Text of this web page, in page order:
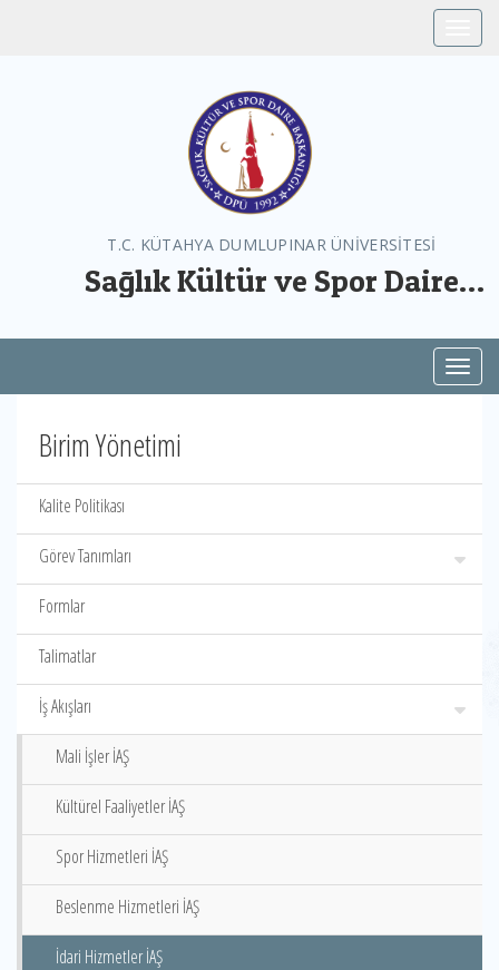
T.C. KÜTAHYA DUMLUPINAR ÜNİVERSİTESİ
Sağlık Kültür ve Spor Daire
Birim Yönetimi
Kalite Politikası
Görev Tanımları
Formlar
Talimatlar
İş Akışları
Mali İşler İAŞ
Kültürel Faaliyetler İAŞ
Spor Hizmetleri İAŞ
Beslenme Hizmetleri İAŞ
İdari Hizmetler İAŞ